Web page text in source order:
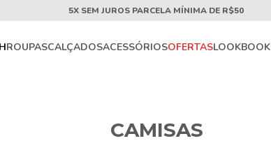
5X SEM JUROS PARCELA MÍNIMA DE R$50
ROUPASCALÇADOSACESSÓRIOSOFERTASLOOKBOOK
CAMISAS